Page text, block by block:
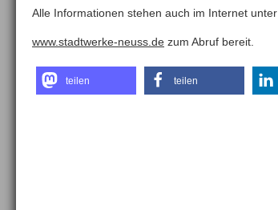
Alle Informationen stehen auch im Internet unter
www.stadtwerke-neuss.de zum Abruf bereit.
teilen teilen